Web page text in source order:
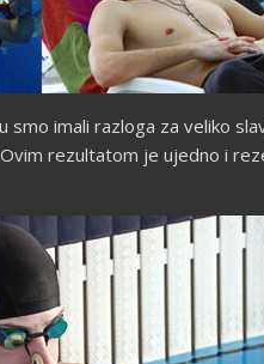
imali razloga za veliko
rezultatom je ujedno i